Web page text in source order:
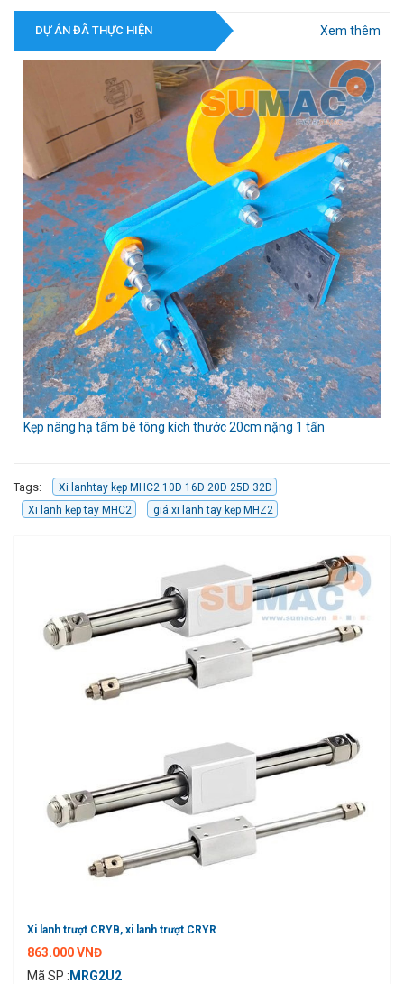
DỰ ÁN ĐÃ THỰC HIỆN Xem thêm
Kẹp nâng hạ tấm bê tông kích thước 20cm nặng 1 tấn
Tags:
Xi lanhtay kẹp MHC2 10D 16D 20D 25D 32D
Xi lanh kẹp tay MHC2
giá xi lanh tay kẹp MHZ2
Xi lanh trượt CRYB, xi lanh trượt CRYR
863.000 VNĐ
Mã SP : MRG2U2